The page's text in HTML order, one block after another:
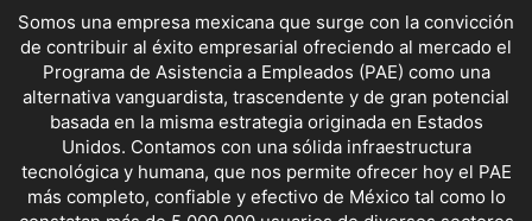
Somos una empresa mexicana que surge con la convicción
de contribuir al éxito empresarial ofreciendo al mercado el
Programa de Asistencia a Empleados (PAE) como una
alternativa vanguardista, trascendente y de gran potencial
basada en la misma estrategia originada en Estados
Unidos. Contamos con una sólida infraestructura
tecnológica y humana, que nos permite ofrecer hoy el PAE
más completo, confiable y efectivo de México tal como lo